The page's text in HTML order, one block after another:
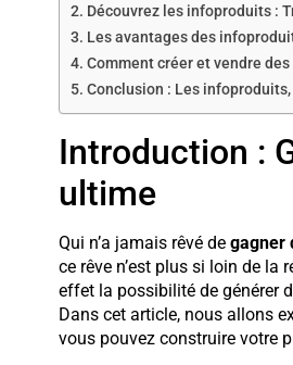
Découvrez les infoproduits :
Les avantages des
Comment créer et vendre
Conclusion : Les
Introduction :
ultime
Qui n’a jamais rêvé de gagner
ce rêve n’est plus si loin de la
effet la possibilité de générer
Dans cet article, nous allons
vous pouvez construire votre